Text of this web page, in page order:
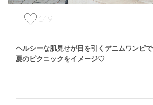
149
ヘルシーな肌見せが目を引くデニムワンピで
夏のピクニックをイメージ♡